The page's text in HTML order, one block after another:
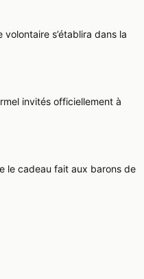
s’établira dans la
invités officiellement à
le cadeau fait aux barons de